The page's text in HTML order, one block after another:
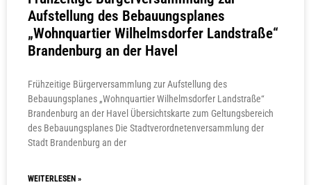
Aufstellung des Bebauungsplanes
„Wohnquartier Wilhelmsdorfer Landstraße“
Brandenburg an der Havel
Frühzeitige Bürgerversammlung zur Aufstellung des
Bebauungsplanes „Wohnquartier Wilhelmsdorfer Landstraße“
Brandenburg an der Havel Übersichtskarte zum Geltungsbereich
des Bebauungsplanes Die Stadtverordnetenversammlung der
Stadt Brandenburg an der
WEITERLESEN »